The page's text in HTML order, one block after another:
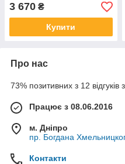
3 670 ₴
Купити
Про нас
73% позитивних з 12 відгуків
Працює з 08.06.2016
м. Дніпро
пр. Богдана
Контакти